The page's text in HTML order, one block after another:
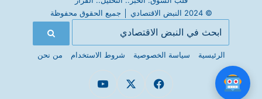
© 2024 النبض الاقتصادي
جميع الحقوق محفوظة
الرئيسية سياسة الخصوصية شروط الاستخدام من نحن